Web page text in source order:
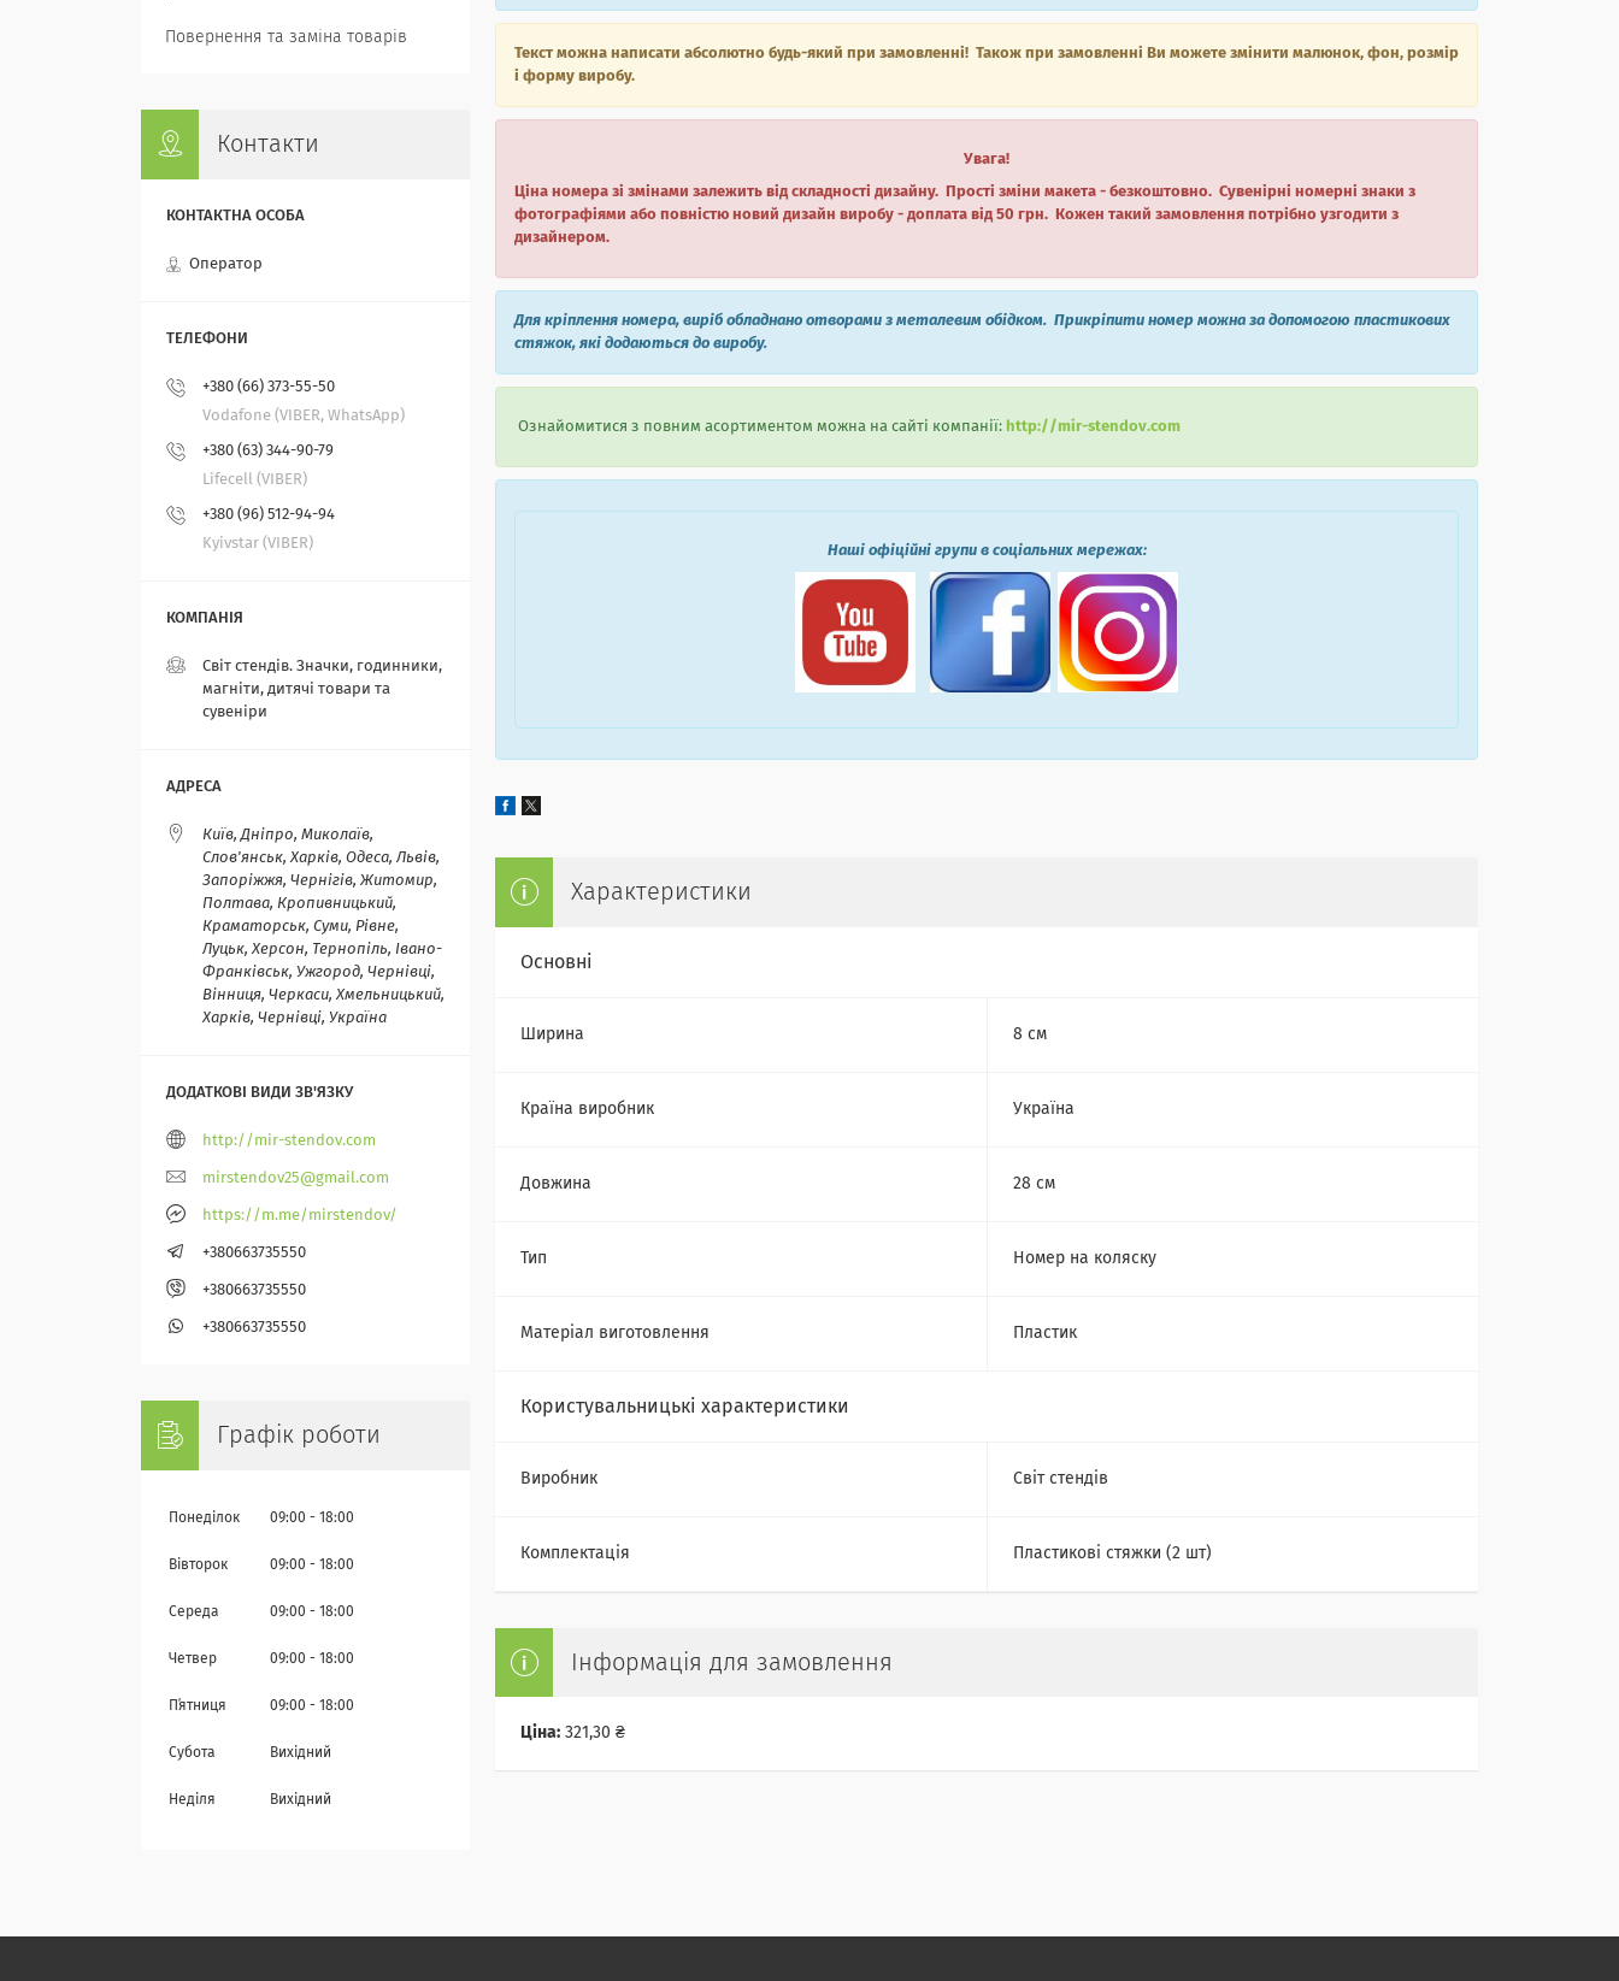
Текст можна написати абсолютно будь-який при замовленні! Також при замовленні Ви можете змінити малюнок, фон, розмір
і форму виробу.
Увага!
Ціна номера зі змінами залежить від складності дизайну. Прості зміни макета - безкоштовно. Сувенірні номерні знаки з
фотографіями або повністю новий дизайн виробу - доплата від 50 грн. Кожен такий замовлення потрібно узгодити з
дизайнером.
Для кріплення номера, виріб обладнано отворами з металевим обідком. Прикріпити номер можна за допомогою пластикових
стяжок, які додаються до виробу.
Ознайомитися з повним асортиментом можна на сайті компанії: http://mir-stendov.com
Наші офіційні групи в соціальних мережах:
Характеристики
Основні
Ширина 8 см
Країна виробник Україна
Довжина 28 см
Тип Номер на коляску
Матеріал виготовлення Пластик
Користувальницькі характеристики
Виробник Світ стендів
Комплектація Пластикові стяжки (2 шт)
Інформація для замовлення
Ціна: 321,30 ₴
Повернення та заміна товарів
Контакти
Оператор
+380 (66) 373-55-50
Vodafone (VIBER, WhatsApp)
+380 (63) 344-90-79
Lifecell (VIBER)
+380 (96) 512-94-94
Kyivstar (VIBER)
Світ стендів. Значки, годинники,
магніти, дитячі товари та
сувеніри
Київ, Дніпро, Миколаїв,
Слов'янськ, Харків, Одеса, Львів,
Запоріжжя, Чернігів, Житомир,
Полтава, Кропивницький,
Краматорськ, Суми, Рівне,
Луцьк, Херсон, Тернопіль, Івано-
Франківськ, Ужгород, Чернівці,
Вінниця, Черкаси, Хмельницький,
Харків, Чернівці, Україна
http://mir-stendov.com
mirstendov25@gmail.com
https://m.me/mirstendov/
+380663735550
+380663735550
+380663735550
Графік роботи
Понеділок 09:00 18:00
Вівторок 09:00 18:00
Середа 09:00 18:00
Четвер 09:00 18:00
Пʼятниця 09:00 18:00
Субота Вихідний
Неділя Вихідний